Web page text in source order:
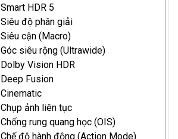
Smart HDR 5
Siêu độ phân giải
Siêu cận (Macro)
Góc siêu rộng (Ultrawide)
Dolby Vision HDR
Deep Fusion
Cinematic
Chụp ảnh liên tục
Chống rung quang học (OIS)
Chế độ hành động (Action Mode)